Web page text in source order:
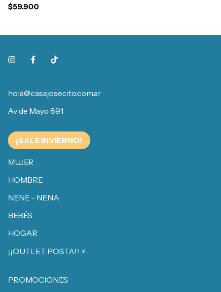
Art.5090
$59.900
hola@casajosecito.com.ar
Av de Mayo 891
¡SALE INVIERNO!
MUJER
HOMBRE
NENE - NENA
BEBÉS
HOGAR
¡¡OUTLET POSTA!! ⚡️
PROMOCIONES